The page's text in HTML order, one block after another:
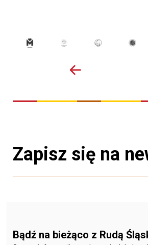
Zapisz się na
Bądź na bieżąco z Rudą